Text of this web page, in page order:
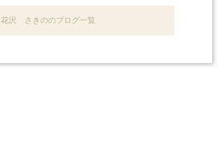
花沢 さきののブログ一覧